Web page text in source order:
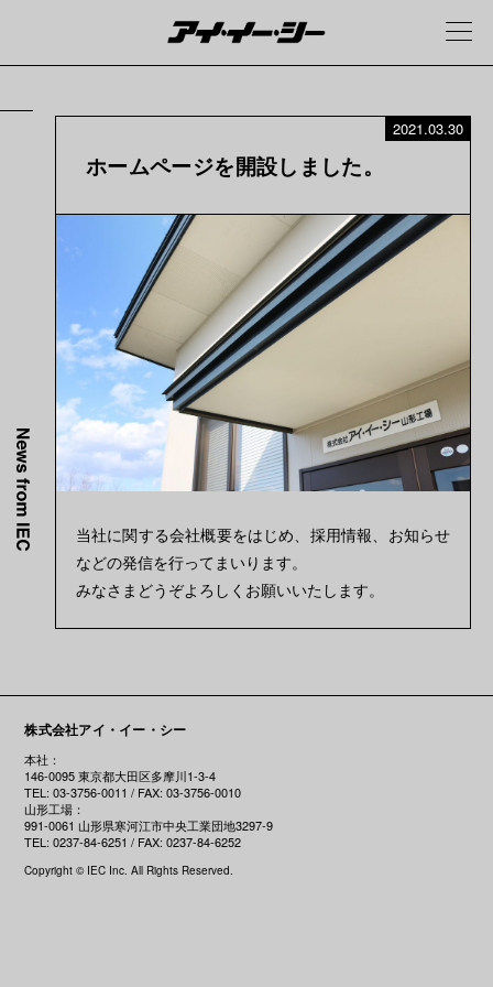
2021.03.30
ホームページを開設しました。
当社に関する会社概要をはじめ、採用情報、お知らせ
などの発信を行ってまいります。
みなさまどうぞよろしくお願いいたします。
株式会社アイ・イー・シー
本社：
146-0095 東京都大田区多摩川1-3-4
TEL: 03-3756-0011 / FAX: 03-3756-0010
山形工場：
991-0061 山形県寒河江市中央工業団地3297-9
TEL: 0237-84-6251 / FAX: 0237-84-6252
Copyright © IEC Inc. All Rights Reserved.